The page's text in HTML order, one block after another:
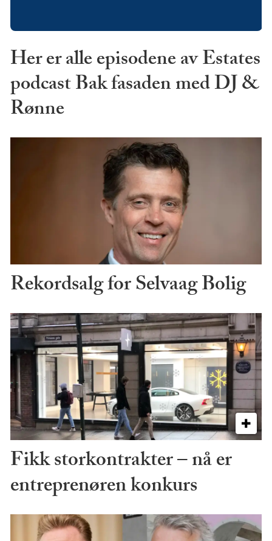
Her er alle episodene av Estates
podcast Bak fasaden med DJ &
Rønne
Rekordsalg for Selvaag Bolig
Fikk storkontrakter – nå er
entreprenøren konkurs